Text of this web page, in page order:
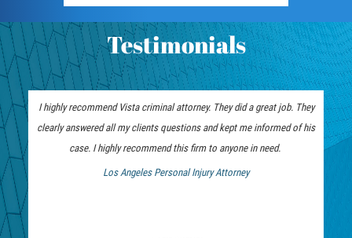
Record Expungement
Sex Crimes
Indecent Exposure
Prostitution and Solicitation
Statutory Rape
Testimonials
Attorney
I highly recommend Vista criminal attorney. They did a great job. They
clearly answered all my clients questions and kept me informed of his
case. I highly recommend this firm to anyone in need.
Los Angeles Personal Injury Attorney